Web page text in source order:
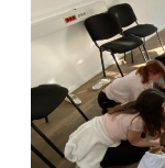
2023